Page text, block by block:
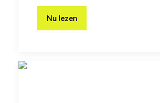
Nu lezen